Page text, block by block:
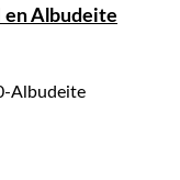
en Albudeite
Albudeite